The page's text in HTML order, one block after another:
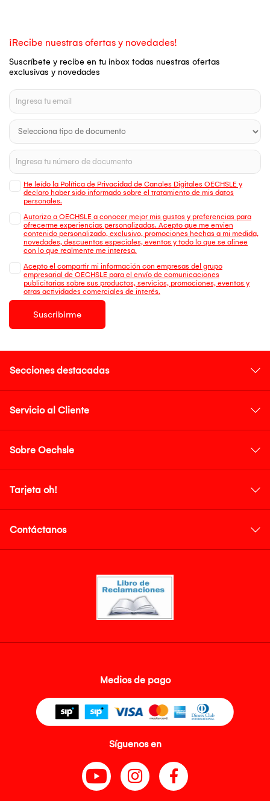
¡Recibe nuestras ofertas y novedades!
Suscríbete y recibe en tu inbox todas nuestras ofertas
exclusivas y novedades
He leído la Política de Privacidad de Canales Digitales OECHSLE y
declaro haber sido informado sobre el tratamiento de mis datos
personales.
Autorizo a OECHSLE a conocer mejor mis gustos y preferencias para
ofrecerme experiencias personalizadas. Acepto que me envien
contenido personalizado, exclusivo, promociones hechas a mi medida,
novedades, descuentos especiales, eventos y todo lo que se alinee
con lo que realmente me interesa.
Acepto el compartir mi información con empresas del grupo
empresarial de OECHSLE para el envío de comunicaciones
publicitarias sobre sus productos, servicios, promociones, eventos y
otras actividades comerciales de interés.
Suscribirme
Secciones destacadas
Servicio al Cliente
Sobre Oechsle
Tarjeta oh!
Contáctanos
Medios de pago
Síguenos en